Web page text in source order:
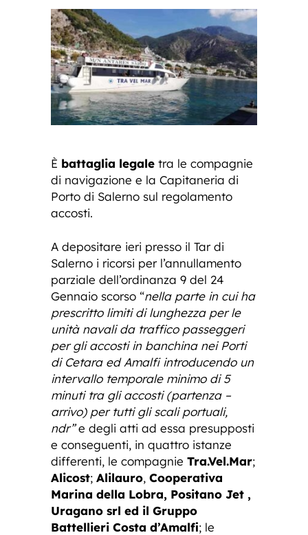
È battaglia legale tra le compagnie
di navigazione e la Capitaneria di
Porto di Salerno sul regolamento
accosti.
A depositare ieri presso il Tar di
Salerno i ricorsi per l’annullamento
parziale dell’ordinanza 9 del 24
Gennaio scorso “nella parte in cui ha
prescritto limiti di lunghezza per le
unità navali da traffico passeggeri
per gli accosti in banchina nei Porti
di Cetara ed Amalfi introducendo un
intervallo temporale minimo di 5
minuti tra gli accosti (partenza –
arrivo) per tutti gli scali portuali,
ndr”e degli atti ad essa presupposti
e conseguenti, in quattro istanze
differenti, le compagnie Tra.Vel.Mar;
Alicost; Alilauro, Cooperativa
Marina della Lobra, Positano Jet ,
Uragano srl ed il Gruppo
Battellieri Costa d’Amalfi; le